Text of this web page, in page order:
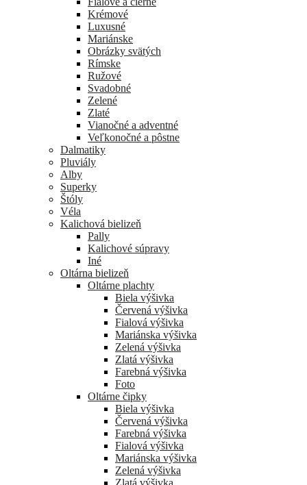
Krémové
Luxusné
Mariánske
Obrázky svätých
Rímske
Ružové
Svadobné
Zelené
Zlaté
Vianočné a adventné
Veľkonočné a pôstne
Dalmatiky
Pluviály
Alby
Superky
Štóly
Véla
Kalichová bielizeň
Pally
Kalichové súpravy
Iné
Oltárna bielizeň
Oltárne plachty
Biela výšivka
Červená výšivka
Fialová výšivka
Mariánska výšivka
Zelená výšivka
Zlatá výšivka
Farebná výšivka
Foto
Oltárne čipky
Biela výšivka
Červená výšivka
Farebná výšivka
Fialová výšivka
Mariánska výšivka
Zelená výšivka
Zlatá výšivka